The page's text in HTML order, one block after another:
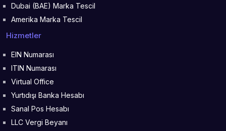
Dubai (BAE) Marka Tescil
Amerika Marka Tescil
Hizmetler
EIN Numarası
ITIN Numarası
Virtual Office
Yurtıdışı Banka Hesabı
Sanal Pos Hesabı
LLC Vergi Beyanı